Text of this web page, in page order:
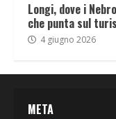
Longi, dove i
che punta sul
4 giugno 2026
META